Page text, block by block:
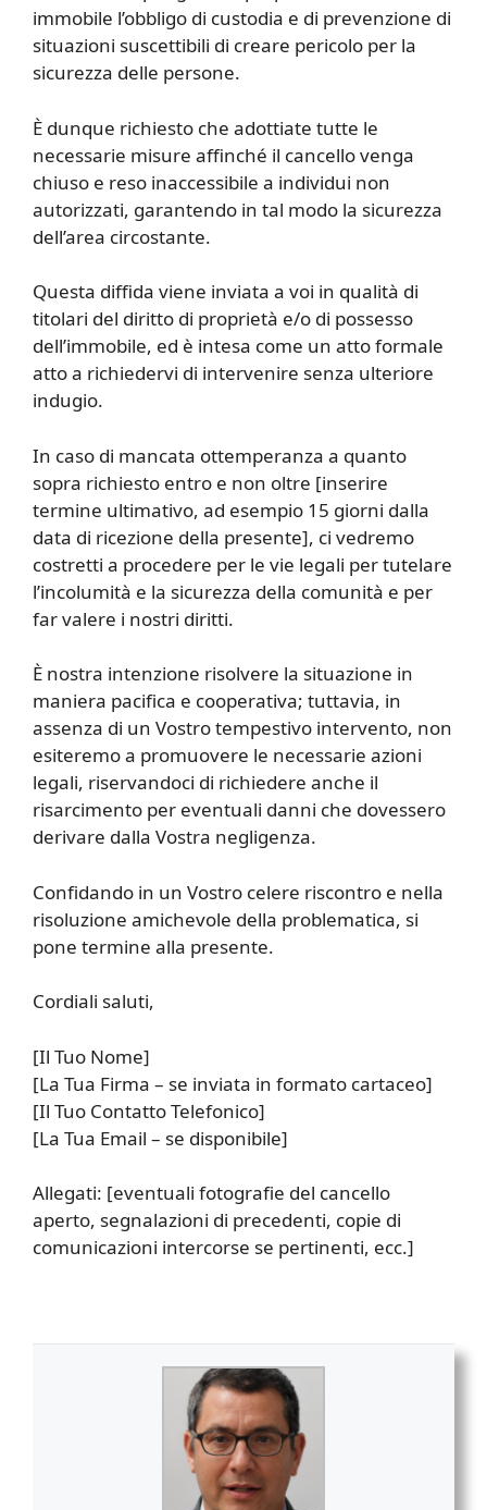
immobile l’obbligo di custodia e di prevenzione di
situazioni suscettibili di creare pericolo per la
sicurezza delle persone.
È dunque richiesto che adottiate tutte le
necessarie misure affinché il cancello venga
chiuso e reso inaccessibile a individui non
autorizzati, garantendo in tal modo la sicurezza
dell’area circostante.
Questa diffida viene inviata a voi in qualità di
titolari del diritto di proprietà e/o di possesso
dell’immobile, ed è intesa come un atto formale
atto a richiedervi di intervenire senza ulteriore
indugio.
In caso di mancata ottemperanza a quanto
sopra richiesto entro e non oltre [inserire
termine ultimativo, ad esempio 15 giorni dalla
data di ricezione della presente], ci vedremo
costretti a procedere per le vie legali per tutelare
l’incolumità e la sicurezza della comunità e per
far valere i nostri diritti.
È nostra intenzione risolvere la situazione in
maniera pacifica e cooperativa; tuttavia, in
assenza di un Vostro tempestivo intervento, non
esiteremo a promuovere le necessarie azioni
legali, riservandoci di richiedere anche il
risarcimento per eventuali danni che dovessero
derivare dalla Vostra negligenza.
Confidando in un Vostro celere riscontro e nella
risoluzione amichevole della problematica, si
pone termine alla presente.
Cordiali saluti,
[Il Tuo Nome]
[La Tua Firma – se inviata in formato cartaceo]
[Il Tuo Contatto Telefonico]
[La Tua Email – se disponibile]
Allegati: [eventuali fotografie del cancello
aperto, segnalazioni di precedenti, copie di
comunicazioni intercorse se pertinenti, ecc.]